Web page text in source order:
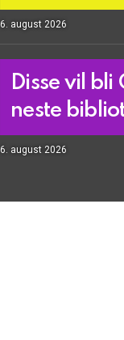
6. august 2026
Disse vil bli
neste
6. august 2026